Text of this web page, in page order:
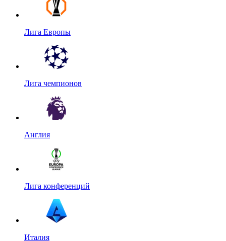
Лига Европы
Лига чемпионов
Англия
Лига конференций
Италия